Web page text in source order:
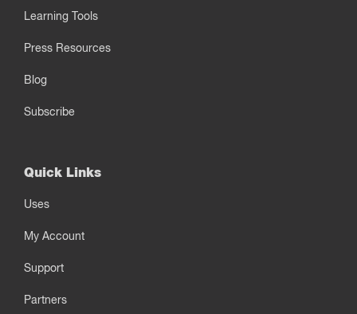
Learning Tools
Press Resources
Blog
Subscribe
Quick Links
Uses
My Account
Support
Partners